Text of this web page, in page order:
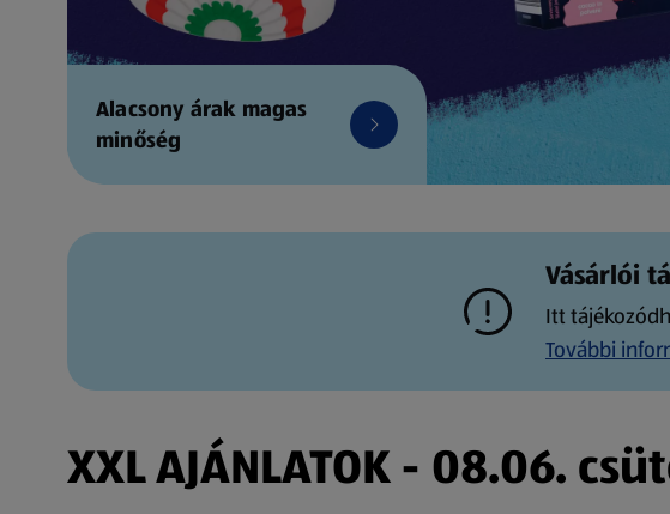
Alacsony árak magas
minőség
Vásárlói
Itt
További
XXL AJÁNLATOK - 08.06.